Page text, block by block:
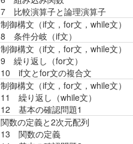
7 比較演算子と論理演算子
制御構文（if文，for文，while文）
8 条件分岐（if文）
制御構文（if文，for文，while文）
9 繰り返し（for文）
10 if文とfor文の複合文
制御構文（if文，for文，while文）
11 繰り返し（while文）
12 基本の確認問題1
関数の定義と2次元配列
13 関数の定義